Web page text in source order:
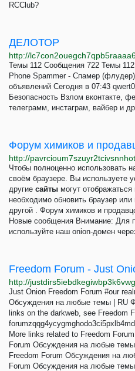
RCClub?
ДЕЛОТОР
Темы 112 Сообщения 722 Темы
Phone Spammer - Спамер
объявлений Сегодня в 07:43
Безопасность Взлом вконтакте,
телеграмм, инстаграм, вайбер и
Чтобы полноценно использовать
своём браузере. Вы используете
другие сайты могут
необходимо обновить браузер или
другой . Форум химиков и
Новые сообщения Внимание: Для
используйте наш onion-домен
Freedom Forum - Just
Just Onion Freedom Forum #our
Обсуждения на любые темы | RU
links on the darkweb, see Freedom
More links related to Freedom
Forum Обсуждения на любые
Freedom Forum Обсуждения на
Forum Обсуждения на любые